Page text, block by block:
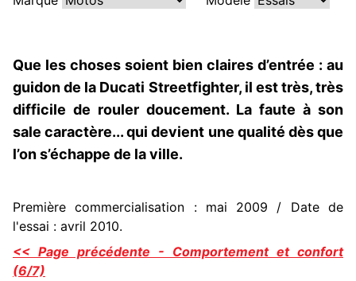
Que les choses soient bien claires d’entrée : au
guidon de la Ducati Streetfighter, il est très, très
difficile de rouler doucement. La faute à son
sale caractère... qui devient une qualité dès que
l’on s’échappe de la ville.
Première commercialisation : mai 2009 / Date de
l'essai : avril 2010.
<< Page précédente - Comportement et confort
(6/7)